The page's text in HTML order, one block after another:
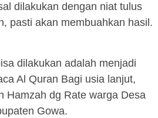
dilakukan dengan niat tulus
pasti akan membuahkan hasil.
dilakukan adalah menjadi
Al Quran Bagi usia lanjut,
Hamzah dg Rate warga Desa
Gowa.